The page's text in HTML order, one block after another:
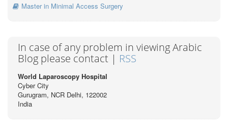
Master in Minimal Access Surgery
In case of any problem in viewing Arabic
Blog please contact | RSS
World Laparoscopy Hospital
Cyber City
Gurugram, NCR Delhi, 122002
India